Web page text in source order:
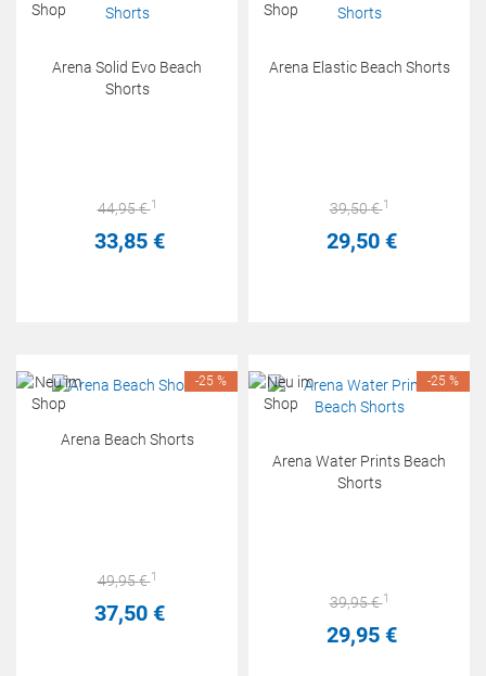
Arena Solid Evo Beach
Shorts
44,95€ 1
33,85 €
Arena Elastic Beach Shorts
39,50€ 1
29,50 €
Arena Beach Shorts
49,95€ 1
37,50 €
-25 %
Arena Water Prints Beach
Shorts
39,95€ 1
29,95 €
-25 %